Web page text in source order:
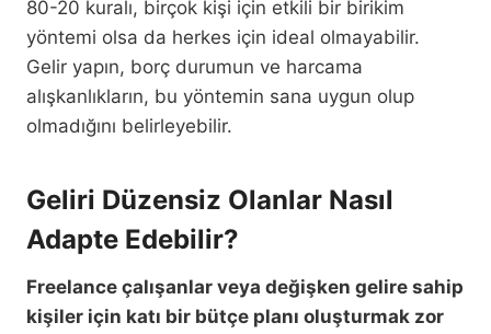
80-20 kuralı, birçok kişi için etkili bir birikim
yöntemi olsa da herkes için ideal olmayabilir.
Gelir yapın, borç durumun ve harcama
alışkanlıkların, bu yöntemin sana uygun olup
olmadığını belirleyebilir.
Geliri Düzensiz Olanlar Nasıl
Adapte Edebilir?
Freelance çalışanlar veya değişken gelire sahip
kişiler için katı bir bütçe planı oluşturmak zor